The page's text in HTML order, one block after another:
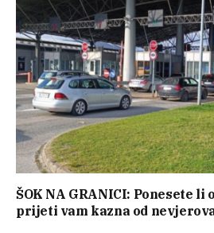
ŠOK NA GRANICI: Ponesete li
prijeti vam kazna od